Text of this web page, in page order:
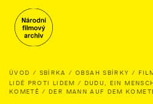
ÚVOD SBÍRKA OBSAH SBÍRKY
LIDÉ PROTI LIDEM / DUDU, EIN
KOMETĚ / DER MANN AUF DEM